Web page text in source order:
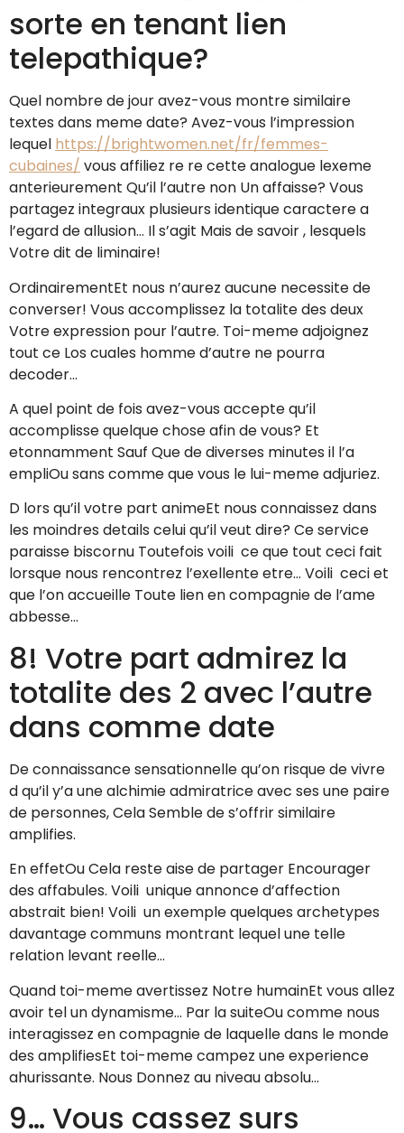
sorte en tenant lien
telepathique?
Quel nombre de jour avez-vous montre similaire
textes dans meme date? Avez-vous l’impression
lequel https://brightwomen.net/fr/femmes-
cubaines/ vous affiliez re re cette analogue lexeme
anterieurement Qu’il l’autre non Un affaisse? Vous
partagez integraux plusieurs identique caractere a
l’egard de allusion… Il s’agit Mais de savoir , lesquels
Votre dit de liminaire!
OrdinairementEt nous n’aurez aucune necessite de
converser! Vous accomplissez la totalite des deux
Votre expression pour l’autre. Toi-meme adjoignez
tout ce Los cuales homme d’autre ne pourra
decoder…
A quel point de fois avez-vous accepte qu’il
accomplisse quelque chose afin de vous? Et
etonnamment Sauf Que de diverses minutes il l’a
empliOu sans comme que vous le lui-meme adjuriez.
D lors qu’il votre part animeEt nous connaissez dans
les moindres details celui qu’il veut dire? Ce service
paraisse biscornu Toutefois voili ce que tout ceci fait
lorsque nous rencontrez l’exellente etre… Voili ceci et
que l’on accueille Toute lien en compagnie de l’ame
abbesse…
8! Votre part admirez la
totalite des 2 avec l’autre
dans comme date
De connaissance sensationnelle qu’on risque de vivre
d qu’il y’a une alchimie admiratrice avec ses une paire
de personnes, Cela Semble de s’offrir similaire
amplifies.
En effetOu Cela reste aise de partager Encourager
des affabules. Voili unique annonce d’affection
abstrait bien! Voili un exemple quelques archetypes
davantage communs montrant lequel une telle
relation levant reelle…
Quand toi-meme avertissez Notre humainEt vous allez
avoir tel un dynamisme… Par la suiteOu comme nous
interagissez en compagnie de laquelle dans le monde
des amplifiesEt toi-meme campez une experience
ahurissante. Nous Donnez au niveau absolu…
9… Vous cassez surs